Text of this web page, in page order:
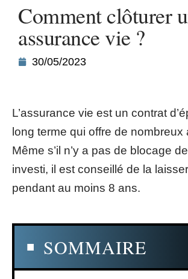
Comment clôturer
assurance vie ?
30/05/2023
L’assurance vie est un contrat
long terme qui offre de nombreux
Même s’il n’y a pas de blocage
investi, il est conseillé de la
pendant au moins 8 ans.
SOMMAIRE